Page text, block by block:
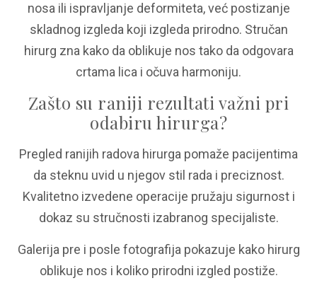
nosa ili ispravljanje deformiteta, već postizanje
skladnog izgleda koji izgleda prirodno. Stručan
hirurg zna kako da oblikuje nos tako da odgovara
crtama lica i očuva harmoniju.
Zašto su raniji rezultati važni pri
odabiru hirurga?
Pregled ranijih radova hirurga pomaže pacijentima
da steknu uvid u njegov stil rada i preciznost.
Kvalitetno izvedene operacije pružaju sigurnost i
dokaz su stručnosti izabranog specijaliste.
Galerija pre i posle fotografija pokazuje kako hirurg
oblikuje nos i koliko prirodni izgled postiže.